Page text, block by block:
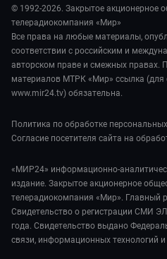
Сад и огород
Предварительный диагноз
Пять причин поехать в...
© 1992-2026. Закрытое акционерное
телерадиокомпания «Мир»
Все права на любые материалы,
соответствии с российским и
авторском праве и смежных правах.
материалов МТРК «Мир» ссылка (для
www.mir24.tv) обязательна.
Политика по обработке
Согласие посетителя сайта на
«МИР24» информационно-
издание. Закрытое акционерное
телерадиокомпания «Мир». Главный
Свидетельство о регистрации СМИ
года. Свидетельство выдано
связи, информационных технологий